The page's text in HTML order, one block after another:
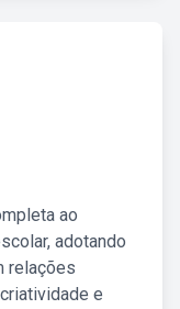
ao
adotando
relações
e